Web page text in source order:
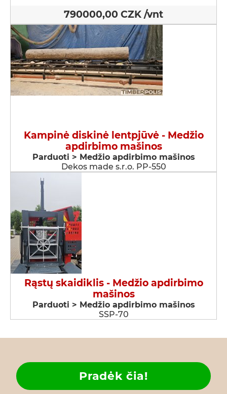
790000,00 CZK /vnt
Kampinė diskinė lentpjūvė - Medžio
apdirbimo mašinos
Parduoti > Medžio apdirbimo mašinos
Dekos made s.r.o. PP-550
Rąstų skaidiklis - Medžio apdirbimo
mašinos
Parduoti > Medžio apdirbimo mašinos
SSP-70
Pradėk čia!